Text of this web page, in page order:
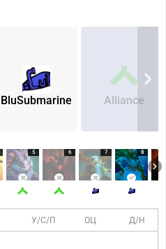
BluSubmarine Alliance
5 6 7 8
У/С/П ОЦ Д/Н